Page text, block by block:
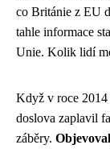
co Británie z EU
tahle informace
Unie. Kolik lidí
Když v roce
doslova zaplavil
záběry.